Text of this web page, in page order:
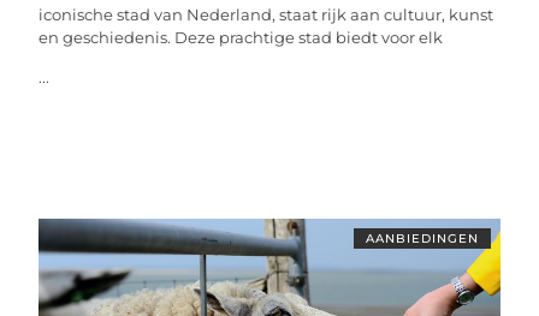
iconische stad van Nederland, staat rijk aan cultuur, kunst
en geschiedenis. Deze prachtige stad biedt voor elk
...
AANBIEDINGEN